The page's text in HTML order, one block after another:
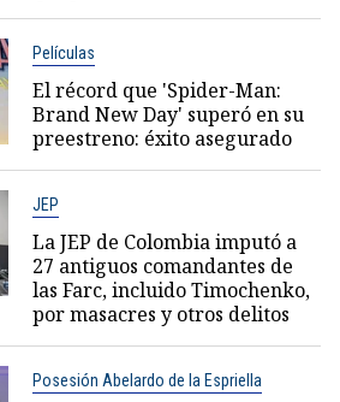
Películas
El récord que 'Spider-Man:
Brand New Day' superó en su
preestreno: éxito asegurado
JEP
La JEP de Colombia imputó a
27 antiguos comandantes de
las Farc, incluido Timochenko,
por masacres y otros delitos
Posesión Abelardo de la Espriella